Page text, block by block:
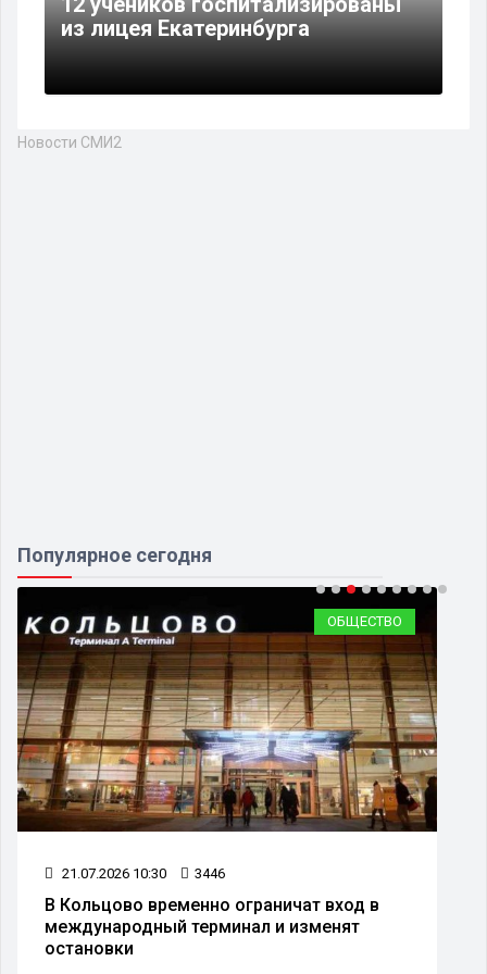
из лицея Екатеринбурга
Новости СМИ2
Популярное сегодня
ОБЩЕСТВО
21.07.2026 10:30 3446
В Кольцово временно ограничат вход в
международный терминал и изменят
остановки